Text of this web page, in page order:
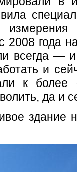
2008 года
всегда —
и
к
да и
здание